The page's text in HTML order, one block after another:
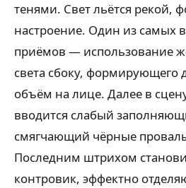
тенями. Свет льётся рекой,
настроение. Один из самых
приёмов — использование
света сбоку, формирующего
объём на лице. Далее в
вводится слабый
смягчающий чёрные
Последним штрихом
контровик, эффектно